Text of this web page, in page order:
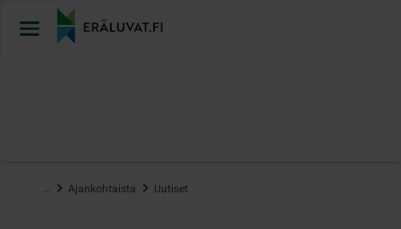
sisältöön
… Ajankohtaista Uutiset